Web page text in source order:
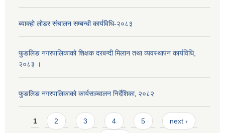
ब्याक्हो लोडर संचालन सम्बन्धी कार्यविधि-२०८३
फुङलिङ नगरपालिकाको शिक्षक दरबन्दी मिलान तथा व्यवस्थापन कार्यविधि,
२०८३ ।
फुङलिङ नगरपालिकाको कार्यसञ्चालन निर्देशिका‚ २०८२
Pages
1 2 3 4 5 next ›